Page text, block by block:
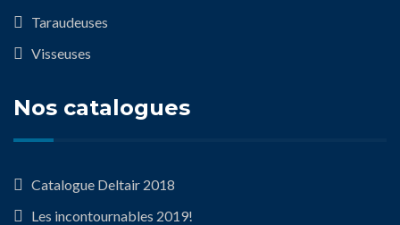
Taraudeuses
Visseuses
Nos catalogues
Catalogue Deltair 2018
Les incontournables 2019!